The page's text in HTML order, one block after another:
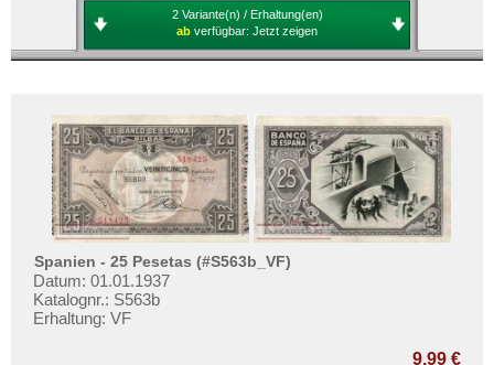
2 Variante(n) / Erhaltung(en)
ab verfügbar: Jetzt zeigen
Spanien - 25 Pesetas (#S563b_VF)
Datum: 01.01.1937
Katalognr.: S563b
Erhaltung: VF
9,99 €